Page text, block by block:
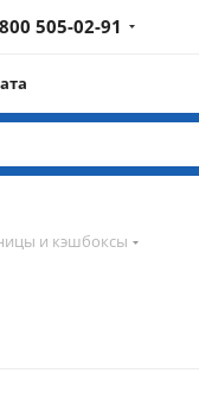
505-02-91
и кэшбоксы